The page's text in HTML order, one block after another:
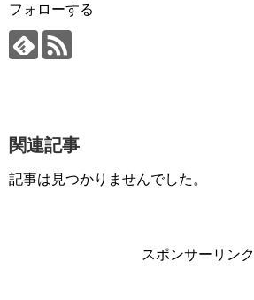
フォローする
関連記事
記事は見つかりませんでした。
スポンサーリンク